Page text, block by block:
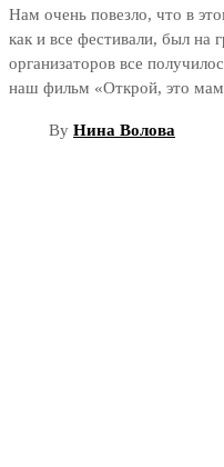
Нам очень повезло, что в
как и все фестивали, был на
организаторов все
наш фильм «Открой, это
By Нина Волова